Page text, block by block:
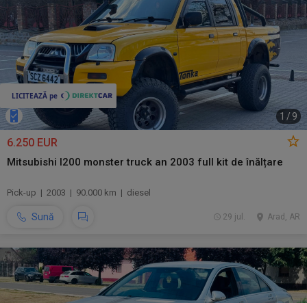
1 /9
6.250 EUR
Mitsubishi l200 monster truck an 2003 full kit de înălțare
Pick-up | 2003 | 90.000 km | diesel
Sună Arad, AR
29 jul.